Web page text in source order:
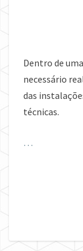
Dentro de
necessário
das
técnicas.
…